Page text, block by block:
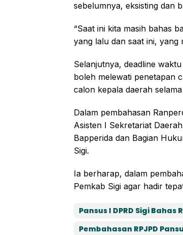
sebelumnya, eksisting dan
“Saat ini kita masih bahas
yang lalu dan saat ini, yang
Selanjutnya, deadline
boleh melewati penetapan
calon kepala daerah
Dalam pembahasan
Asisten I Sekretariat
Bapperida dan Bagian
Sigi.
Ia berharap, dalam
Pemkab Sigi agar hadir
Pansus I DPRD Sigi Bahas
Pembahasan RPJPD